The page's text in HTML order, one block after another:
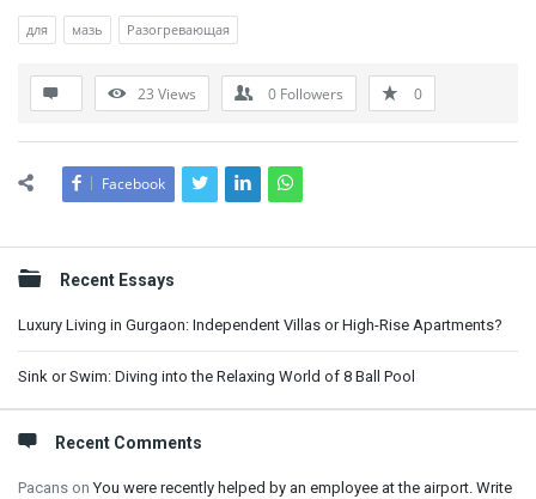
для мазь Разогревающая
23 Views 0 Followers 0
Facebook
Sidebar
Recent Essays
Luxury Living in Gurgaon: Independent Villas or High-Rise Apartments?
Sink or Swim: Diving into the Relaxing World of 8 Ball Pool
Recent Comments
Pacans onYou were recently helped by an employee at the airport. Write